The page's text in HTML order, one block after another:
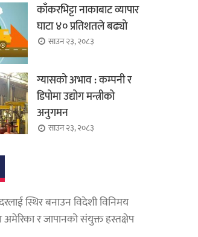
काँकरभिट्टा नाकाबाट व्यापार
घाटा ४० प्रतिशतले बढ्यो
साउन २३, २०८३
ग्यासको अभाव : कम्पनी र
डिपोमा उद्योग मन्त्रीको
अनुगमन
साउन २३, २०८३
स्थिर बनाउन विदेशी विनिमय
अमेरिका र जापानको संयुक्त हस्तक्षेप